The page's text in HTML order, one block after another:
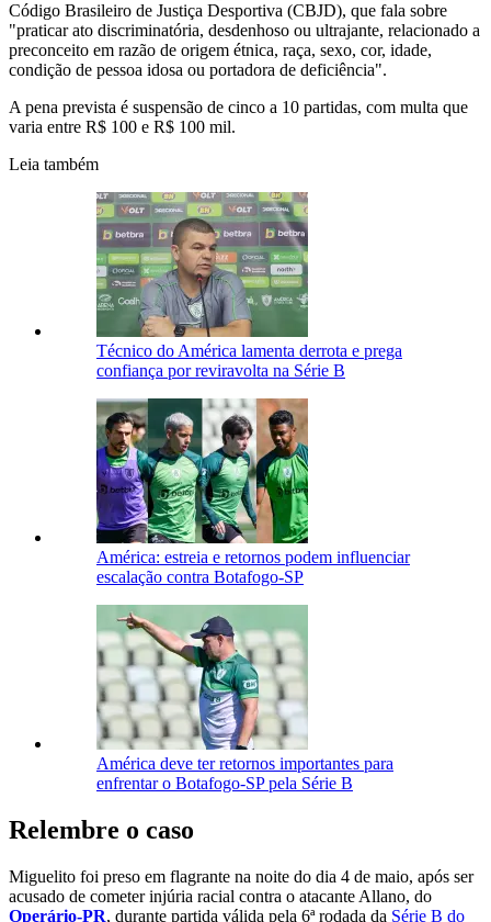
Código Brasileiro de Justiça Desportiva (CBJD), que fala sobre
"praticar ato discriminatória, desdenhoso ou ultrajante, relacionado a
preconceito em razão de origem étnica, raça, sexo, cor, idade,
condição de pessoa idosa ou portadora de deficiência".
A pena prevista é suspensão de cinco a 10 partidas, com multa que
varia entre R$ 100 e R$ 100 mil.
Leia também
Técnico do América lamenta derrota e prega
confiança por reviravolta na Série B
América: estreia e retornos podem influenciar
escalação contra Botafogo-SP
América deve ter retornos importantes para
enfrentar o Botafogo-SP pela Série B
Relembre o caso
Miguelito foi preso em flagrante na noite do dia 4 de maio, após ser
acusado de cometer injúria racial contra o atacante Allano, do
Operário-PR, durante partida válida pela 6ª rodada da Série B do